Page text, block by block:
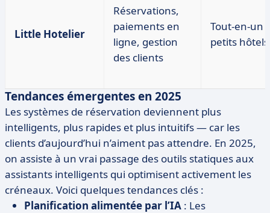
Little Hotelier
Réservations,
paiements en
ligne, gestion
des clients
Tout-en-un
petits hôtels
Tendances émergentes en 2025
Les systèmes de réservation deviennent plus
intelligents, plus rapides et plus intuitifs — car les
clients d’aujourd’hui n’aiment pas attendre. En 2025,
on assiste à un vrai passage des outils statiques aux
assistants intelligents qui optimisent activement les
créneaux. Voici quelques tendances clés :
Planification alimentée par l’IA : Les